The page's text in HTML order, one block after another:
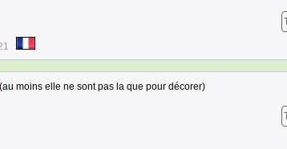
(au moins elle ne sont pas la que pour décorer)